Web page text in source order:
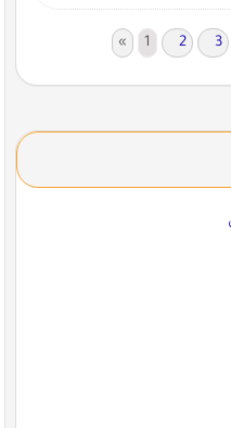
« 2 3